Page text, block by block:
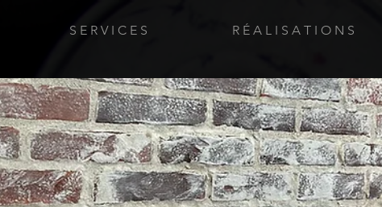
S E R V I C E S R É A L I S A T I O N S